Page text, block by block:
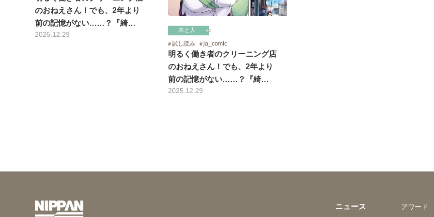
のおねえさん！でも、2年より
前の記憶がない……？『綺…
2025.12.29
本と人
試し読み
ja_comic
明るく働き者のクリーニング店
のおねえさん！でも、2年より
前の記憶がない……？『綺…
2025.12.29
ニュース アワード